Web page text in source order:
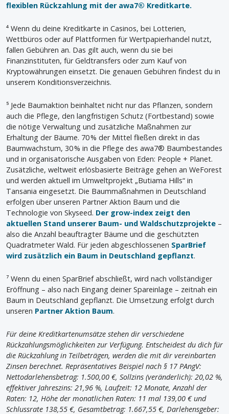
flexiblen Rückzahlung mit der awa7® Kreditkarte.
⁴ Wenn du deine Kreditkarte in Casinos, bei Lotterien,
Wettbüros oder auf Plattformen für Wertpapierhandel nutzt,
fallen Gebühren an. Das gilt auch, wenn du sie bei
Finanzinstituten, für Geldtransfers oder zum Kauf von
Kryptowährungen einsetzt. Die genauen Gebühren findest du in
unserem Konditionsverzeichnis.
⁵ Jede Baumaktion beinhaltet nicht nur das Pflanzen, sondern
auch die Pflege, den langfristigen Schutz (Fortbestand) sowie
die nötige Verwaltung und zusätzliche Maßnahmen zur
Erhaltung der Bäume. 70 % der Mittel fließen direkt in das
Baumwachstum, 30 % in die Pflege des awa7® Baumbestandes
und in organisatorische Ausgaben von Eden: People + Planet.
Zusätzliche, weltweit erlösbasierte Beiträge gehen an WeForest
und werden aktuell im Umweltprojekt „Butiama Hills“ in
Tansania eingesetzt. Die Baummaßnahmen in Deutschland
erfolgen über unseren Partner Aktion Baum und die
Technologie von Skyseed. Der grow-index zeigt den
aktuellen Stand unserer Baum- und Waldschutzprojekte –
also die Anzahl beauftragter Bäume und die geschützten
Quadratmeter Wald. Für jeden abgeschlossenen SparBrief
wird zusätzlich ein Baum in Deutschland gepflanzt.
⁷ Wenn du einen SparBrief abschließt, wird nach vollständiger
Eröffnung – also nach Eingang deiner Spareinlage – zeitnah ein
Baum in Deutschland gepflanzt. Die Umsetzung erfolgt durch
unseren Partner Aktion Baum.
Für deine Kreditkartenumsätze stehen dir verschiedene
Rückzahlungsmöglichkeiten zur Verfügung. Entscheidest du dich für
die Rückzahlung in Teilbeträgen, werden die mit dir vereinbarten
Zinsen berechnet. Repräsentatives Beispiel nach § 17 PAngV:
Nettodarlehensbetrag: 1.500,00 €, Sollzins (veränderlich): 20,02 %,
effektiver Jahreszins: 21,96 %, Laufzeit: 12 Monate, Anzahl der
Raten: 12, Höhe der monatlichen Raten: 11 mal 139,00 € und
Schlussrate 138,55 €, Gesamtbetrag: 1.667,55 €, Darlehensgeber: